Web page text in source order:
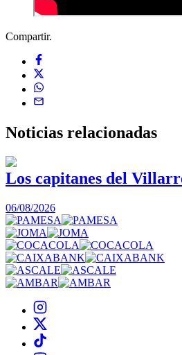
Compartir.
Noticias relacionadas
Los capitanes del
06/08/2026